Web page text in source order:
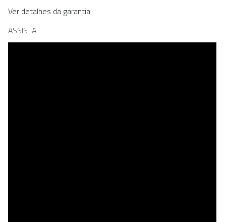
Ver detalhes da garantia
ASSISTA: